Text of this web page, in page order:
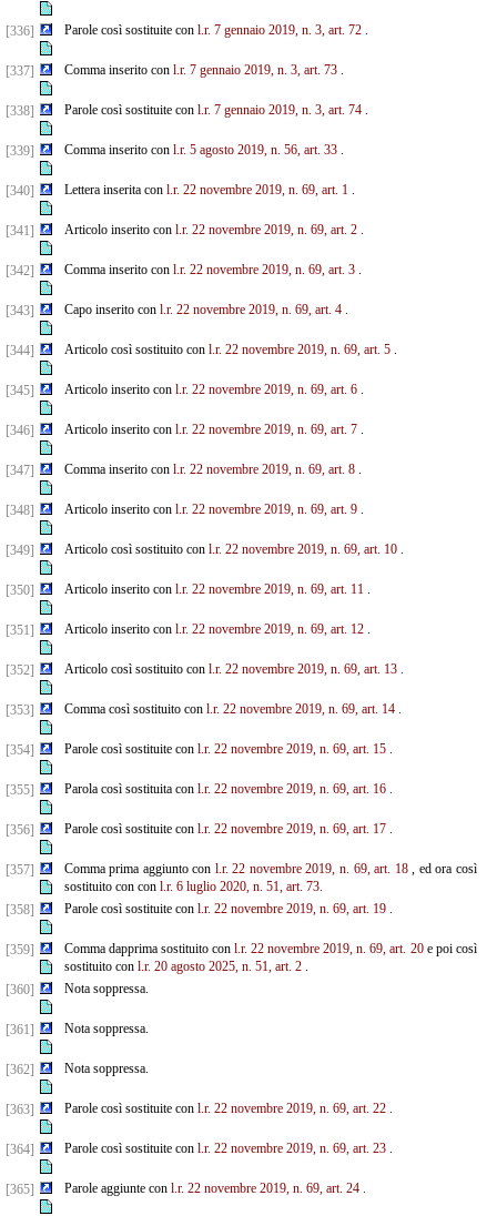
[336] Parole così sostituite con l.r. 7 gennaio 2019, n. 3, art. 72.
[337] Comma inserito con l.r. 7 gennaio 2019, n. 3, art. 73.
[338] Parole così sostituite con l.r. 7 gennaio 2019, n. 3, art. 74.
[339] Comma inserito con l.r. 5 agosto 2019, n. 56, art. 33.
[340] Lettera inserita con l.r. 22 novembre 2019, n. 69, art. 1.
[341] Articolo inserito con l.r. 22 novembre 2019, n. 69, art. 2.
[342] Comma inserito con l.r. 22 novembre 2019, n. 69, art. 3.
[343] Capo inserito con l.r. 22 novembre 2019, n. 69, art. 4.
[344] Articolo così sostituito con l.r. 22 novembre 2019, n. 69, art. 5.
[345] Articolo inserito con l.r. 22 novembre 2019, n. 69, art. 6.
[346] Articolo inserito con l.r. 22 novembre 2019, n. 69, art. 7.
[347] Comma inserito con l.r. 22 novembre 2019, n. 69, art. 8.
[348] Articolo inserito con l.r. 22 novembre 2019, n. 69, art. 9.
[349] Articolo così sostituito con l.r. 22 novembre 2019, n. 69, art. 10.
[350] Articolo inserito con l.r. 22 novembre 2019, n. 69, art. 11.
[351] Articolo inserito con l.r. 22 novembre 2019, n. 69, art. 12.
[352] Articolo così sostituito con l.r. 22 novembre 2019, n. 69, art. 13.
[353] Comma così sostituito con l.r. 22 novembre 2019, n. 69, art. 14.
[354] Parole così sostituite con l.r. 22 novembre 2019, n. 69, art. 15.
[355] Parola così sostituita con l.r. 22 novembre 2019, n. 69, art. 16.
[356] Parole così sostituite con l.r. 22 novembre 2019, n. 69, art. 17.
[357] Comma prima aggiunto con l.r. 22 novembre 2019, n. 69, art. 18, ed ora così
sostituito con con l.r. 6 luglio 2020, n. 51, art. 73.
[358]
Parole così sostituite con l.r. 22 novembre 2019, n. 69, art. 19.
[359] Comma dapprima sostituito con l.r. 22 novembre 2019, n. 69, art. 20e poi così
sostituito con l.r. 20 agosto 2025, n. 51, art. 2.
[360]
Nota soppressa.
[361] Nota soppressa.
[362] Nota soppressa.
[363] Parole così sostituite con l.r. 22 novembre 2019, n. 69, art. 22.
[364] Parole così sostituite con l.r. 22 novembre 2019, n. 69, art. 23.
[365] Parole aggiunte con l.r. 22 novembre 2019, n. 69, art. 24.